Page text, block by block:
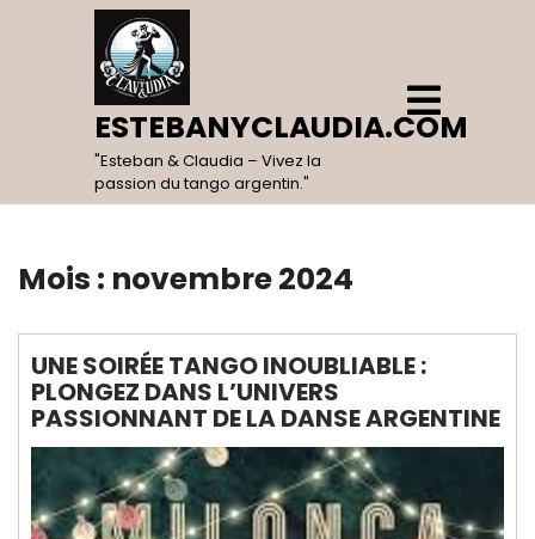
ESTEBANYCLAUDIA.COM
"Esteban & Claudia – Vivez la
passion du tango argentin."
Open
Menu
Mois : novembre 2024
UNE SOIRÉE TANGO INOUBLIABLE :
PLONGEZ DANS L’UNIVERS
PASSIONNANT DE LA DANSE ARGENTINE